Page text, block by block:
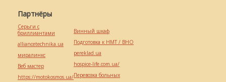
Партнёры
Серьги с
бриллиантами
alliancetechnika.ua
миралинкс
Веб мастер
https://motokosmos.ua/
Винный шкаф
Подготовка к НМТ / ВНО
pereklad.ua
hospice-life.com.ua/
Перевозка больных